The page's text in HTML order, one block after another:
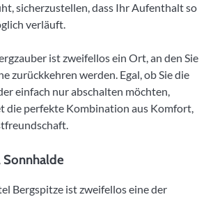
sicherzustellen, dass Ihr Aufenthalt so
verläuft.
ist zweifellos ein Ort, an den Sie
zurückkehren werden. Egal, ob Sie die
einfach nur abschalten möchten,
die perfekte Kombination aus Komfort,
Bergspitze ist zweifellos eine der